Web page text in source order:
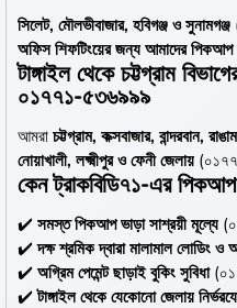
সিলেট, মৌলভীবাজার, হবিগঞ্জ ও সুনামগঞ্জ
অফিস শিফটিংয়ের জন্য আমাদের পিকআপ
টাঙ্গাইল থেকে চট্টগ্রাম
০১৭৭১-৫৩৬৯৯৯
আমরা চট্টগ্রাম, কক্সবাজার, বান্দরবান,
নোয়াখালী, লক্ষ্মীপুর ও ফেনী জেলায়
কেন ট্রাকবিডি৭১-এর
✔️ সমস্ত পিকআপ ভাড়া সাশ্রয়ী মূল্যে
✔️দক্ষ শ্রমিক দ্বারা মালামাল লোডিং ও
✔️ অগ্রিম পেমেন্ট ছাড়াই বুকিং সুবিধা
✔️টাঙ্গাইল থেকে যেকোনো জেলায়